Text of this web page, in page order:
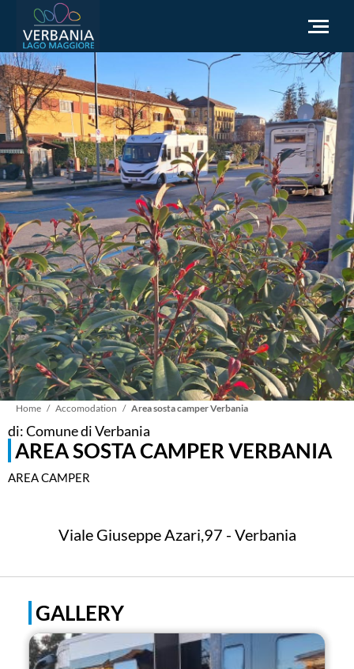
IT
Come raggiungerci
Infopoint Turistico
Meteo
Richiesta informazioni
Sito Istituzionale
Briciole
di
Home Accomodation Area sosta camper Verbania
di: Comune di Verbania
AREA SOSTA CAMPER VERBANIA
AREA CAMPER
Viale Giuseppe Azari,97 - Verbania
GALLERY